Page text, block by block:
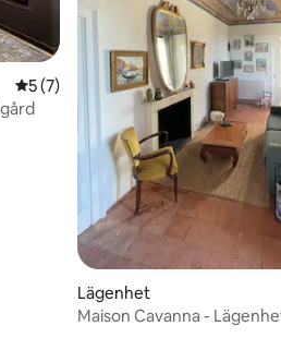
5 av 5 i genomsnittligt betyg, 7
5 (7)
Lägenhet
Maison Cavanna -